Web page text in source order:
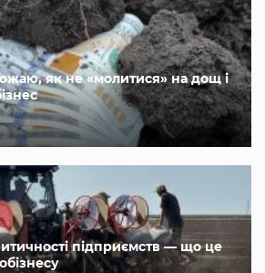
як не «молитися» на дощ і
підприємств — що це